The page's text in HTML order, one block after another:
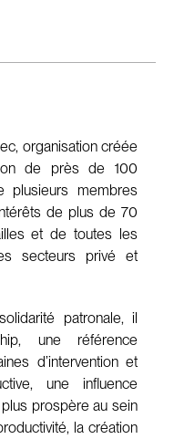
organisation créée
de près de 100
plusieurs membres
de plus de 70
et de toutes les
secteurs privé et
patronale, il
une référence
d’intervention et
une influence
prospère au sein
la création